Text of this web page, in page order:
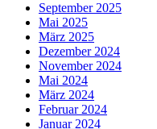
September 2025
Mai 2025
März 2025
Dezember 2024
November 2024
Mai 2024
März 2024
Februar 2024
Januar 2024